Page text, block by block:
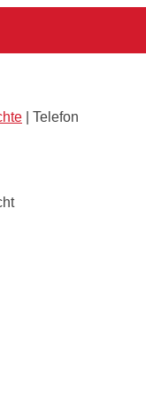
Telefon